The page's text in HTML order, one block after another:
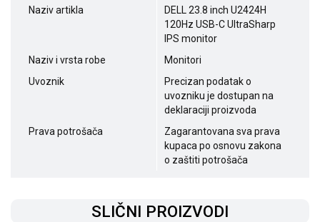
Naziv artikla
DELL 23.8 inch U2424H
120Hz USB-C UltraSharp
IPS monitor
Naziv i vrsta robe
Monitori
Uvoznik
Precizan podatak o
uvozniku je dostupan na
deklaraciji proizvoda
Prava potrošača
Zagarantovana sva prava
kupaca po osnovu zakona
o zaštiti potrošača
SLIČNI PROIZVODI